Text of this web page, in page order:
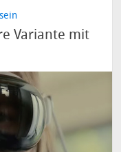
Variante mit